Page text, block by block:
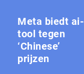
Meta biedt ai-
tool tegen
‘Chinese’
prijzen